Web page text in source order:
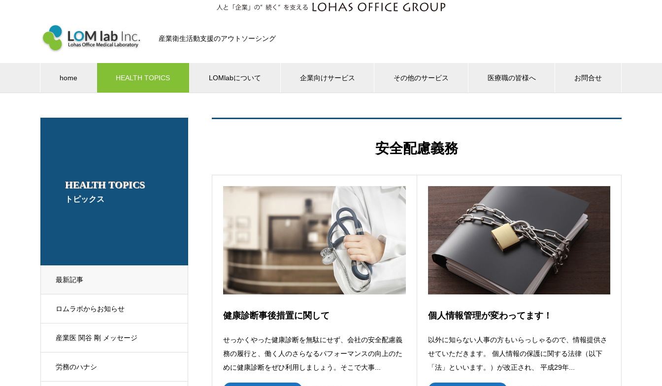
産業衛生活動支援のアウトソーシング
home HEALTH TOPICS LOMlabについて 企業向けサービス その他のサービス 医療職の皆様へ お問合せ
HEALTH TOPICS
トピックス
最新記事
ロムラボからお知らせ
産業医 関谷 剛 メッセージ
労務のハナシ
安全配慮義務
健康診断事後措置に関して
せっかくやった健康診断を無駄にせず、会社の安全配慮義
務の履行と、働く人のさらなるパフォーマンスの向上のた
めに健康診断をぜひ利用しましょう。そこで大事...
個人情報管理が変わってます！
以外に知らない人事の方もいらっしゃるので、情報提供さ
せていただきます。 個人情報の保護に関する法律（以下
「法」といいます。）が改正され、 平成29年...